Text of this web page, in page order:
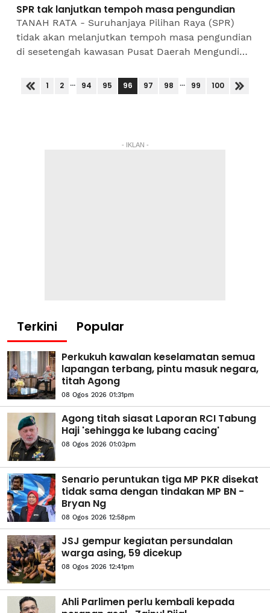
SPR tak lanjutkan tempoh masa pengundian
TANAH RATA - Suruhanjaya Pilihan Raya (SPR)
tidak akan melanjutkan tempoh masa pengundian
di sesetengah kawasan Pusat Daerah Mengundi
keselamatan dan...
1 2 ... 94 95 96 97 98 ... 99 100
- IKLAN -
Terkini Popular
Perkukuh kawalan keselamatan semua
lapangan terbang, pintu masuk negara,
titah Agong
08 Ogos 2026 01:31pm
Agong titah siasat Laporan RCI Tabung
Haji 'sehingga ke lubang cacing'
08 Ogos 2026 01:03pm
Senario peruntukan tiga MP PKR disekat
tidak sama dengan tindakan MP BN -
Bryan Ng
08 Ogos 2026 12:58pm
JSJ gempur kegiatan persundalan
warga asing, 59 dicekup
08 Ogos 2026 12:41pm
Ahli Parlimen perlu kembali kepada